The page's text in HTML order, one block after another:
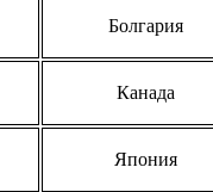
Болгария
Канада
Япония